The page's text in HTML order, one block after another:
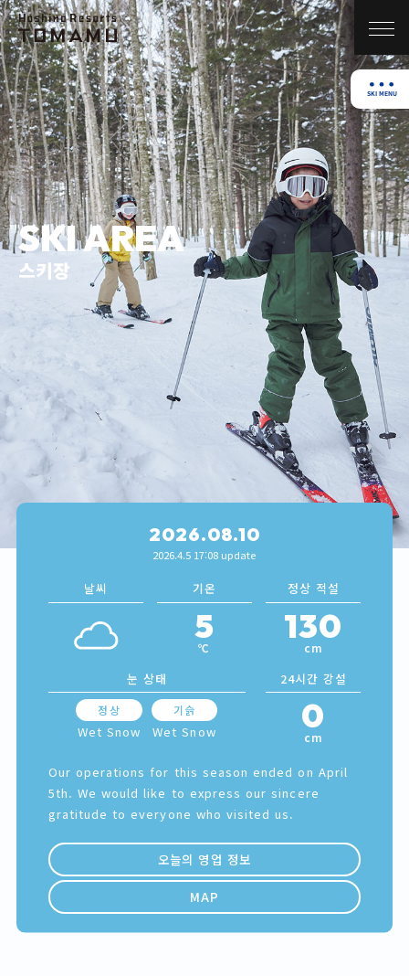
SKI AREA
스키장
2026.08.10
2026.4.5 17:08 update
날씨 기온
5
℃
정상 적설
130
cm
눈 상태
정상
Wet Snow
기슭
Wet Snow
24시간 강설
0
cm
Our operations for this season ended on April
5th. We would like to express our sincere
gratitude to everyone who visited us.
오늘의 영업 정보
MAP